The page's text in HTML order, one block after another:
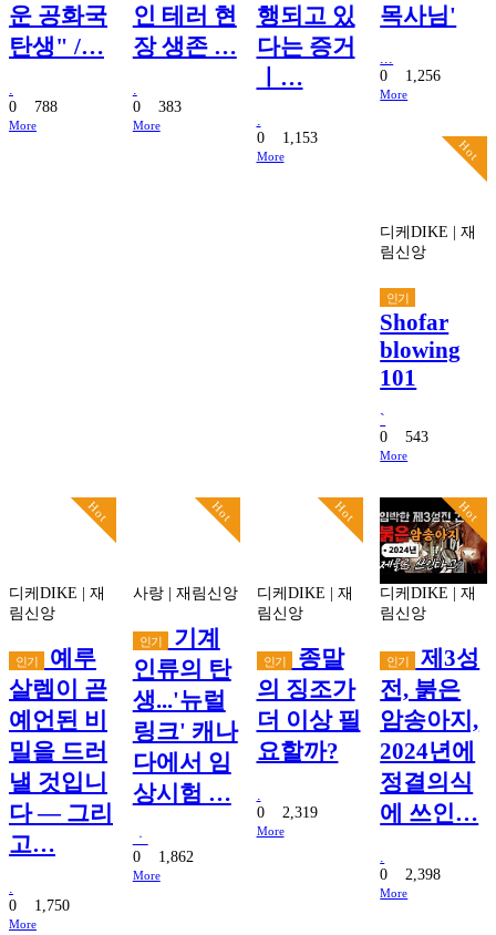
운 공화국
탄생" /…
.
0 788
More
인 테러 현
장 생존 …
.
0 383
More
행되고 있
다는 증거
ㅣ…
.
0 1,153
More
목사님'
...
0 1,256
More
Hot
디케DIKE | 재
림신앙
인기
Shofar
blowing
101
`
0543
More
Hot
디케DIKE
재
림신앙
인기
예루
살렘이 곧
예언된 비
밀을 드러
낼 것입니
다 — 그리
고…
0 1,750
More
Hot
사랑 재림신앙
인기
기계
인류의 탄
생...'뉴럴
링크' 캐나
다에서 임
상시험 …
ㆍ
0 1,862
More
Hot
디케DIKE
재
림신앙
인기
종말
의 징조가
더 이상 필
요할까?
0 2,319
More
Hot
디케DIKE
재
림신앙
인기
제3성
전, 붉은
암송아지,
2024년에
정결의식
에 쓰인…
0 2,398
More